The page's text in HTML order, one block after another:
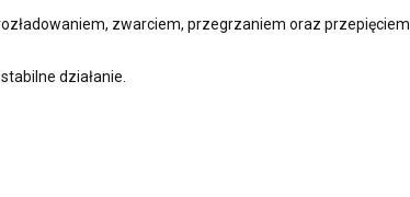
zwarciem, przegrzaniem oraz przepięciem.
działanie.